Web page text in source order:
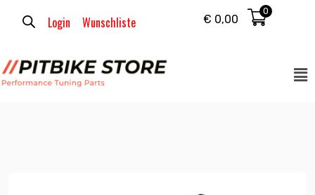
Login Wunschliste € 0,00
0